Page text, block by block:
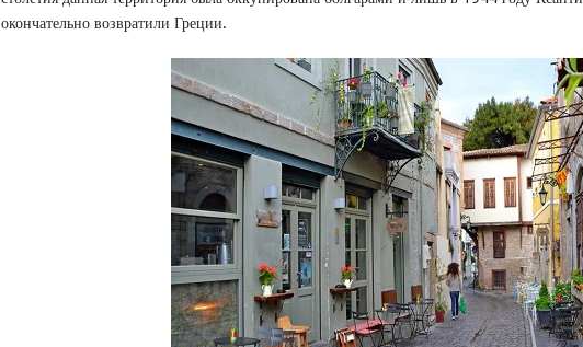
окончательно возвратили Греции.